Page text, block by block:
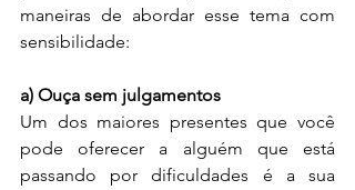
maneiras de abordar esse tema com
sensibilidade:
a) Ouça sem julgamentos
Um dos maiores presentes que você
pode oferecer a alguém que está
passando por dificuldades é a sua